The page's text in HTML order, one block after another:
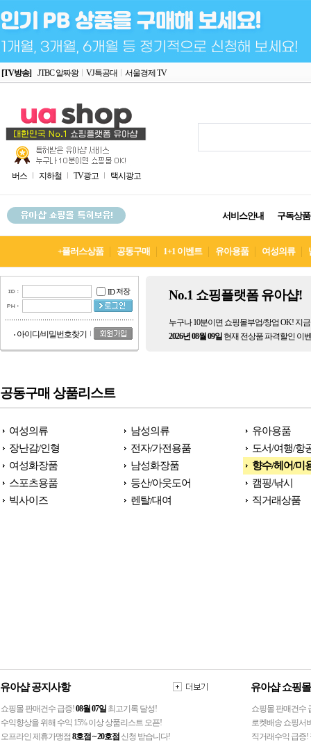
[TV방송] JTBC 알짜왕 VJ특공대 서울경제 TV
버스 지하철 TV광고 택시광고
서비스안내 구독상
+플러스상품 공동구매 1+1 이벤트 유아용품 여성의류
ID 저장
아이디/비밀번호찾기
No.1 쇼핑플랫폼 유아샵!
누구나 10분이면 쇼핑몰부업/창업 OK! 지
2026년 08월 09일 현재 전상품 파격할인 이
공동구매 상품리스트
여성의류 남성의류
유아용품
장난감/인형
전자/가전용품
도서/여행/항
여성화장품
남성화장품
향수/헤어/미
스포츠용품
등산/아웃도어
캠핑/낚시
빅사이즈
렌탈/대여 직거래상품
유아샵 공지사항
쇼핑몰 판매건수 급증!08월 07일 최고기록 달성!
수익향상을 위해 수익 15% 이상 상품리스트 오픈!
오프라인 제휴가맹점8호점 ~ 20호점 신청 받습니다!
유아샵 쇼핑
쇼핑몰 판매건수
로켓배송 쇼핑서
직거래수익 급증!